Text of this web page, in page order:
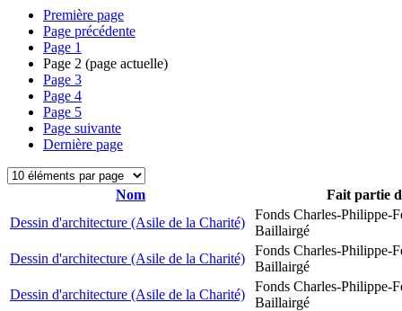
Première page
Page précédente
Page 1
Page 2 (page actuelle)
Page 3
Page 4
Page 5
Page suivante
Dernière page
Nom
Fait partie
Dessin d'architecture (Asile de la Charité)
Fonds Charles-Philippe-
Baillairgé
Dessin d'architecture (Asile de la Charité)
Fonds Charles-Philippe-
Baillairgé
Dessin d'architecture (Asile de la Charité)
Fonds Charles-Philippe-
Baillairgé